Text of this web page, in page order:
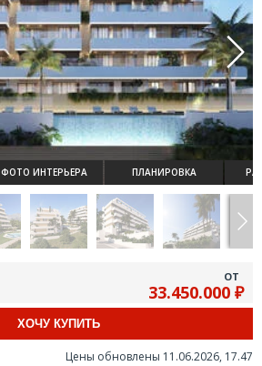
ФОТО ИНТЕРЬЕРА ПЛАНИРОВКА
ОТ
33.450.000 ₽
ХОЧУ КУПИТЬ
Цены обновлены 11.06.2026, 17.47